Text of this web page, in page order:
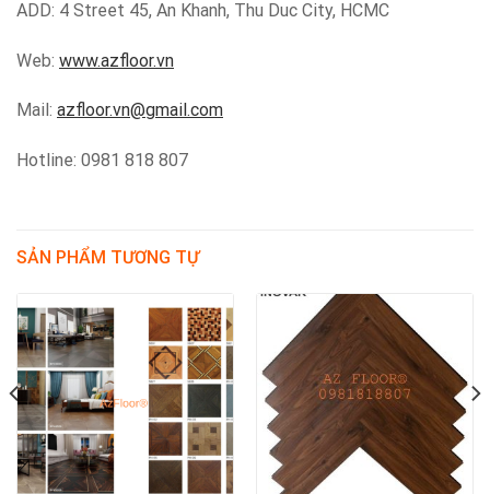
ADD: 4 Street 45, An Khanh, Thu Duc City, HCMC
Web: www.azfloor.vn
Mail: azfloor.vn@gmail.com
Hotline: 0981 818 807
SẢN PHẨM TƯƠNG TỰ